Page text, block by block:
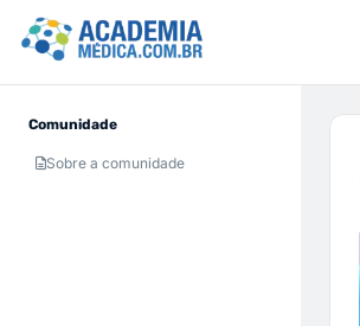
Comunidade
Sobre a comunidade